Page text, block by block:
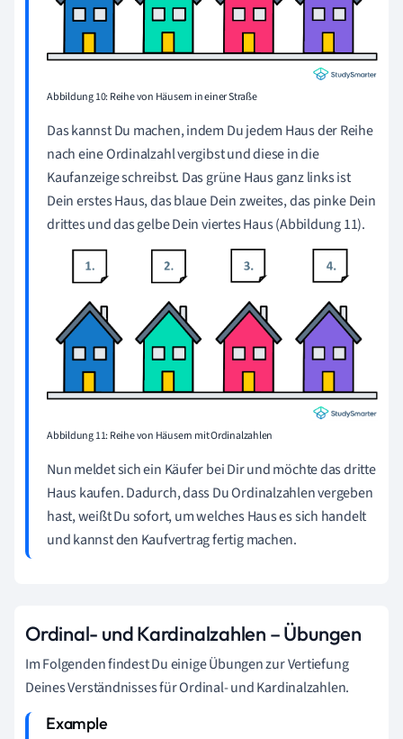
Abbildung 10: Reihe von Häusern in einer Straße
Das kannst Du machen, indem Du jedem Haus der Reihe
nach eine Ordinalzahl vergibst und diese in die
Kaufanzeige schreibst. Das grüne Haus ganz links ist
Dein erstes Haus, das blaue Dein zweites, das pinke Dein
drittes und das gelbe Dein viertes Haus (Abbildung 11).
Abbildung 11: Reihe von Häusern mit Ordinalzahlen
Nun meldet sich ein Käufer bei Dir und möchte das dritte
Haus kaufen. Dadurch, dass Du Ordinalzahlen vergeben
hast, weißt Du sofort, um welches Haus es sich handelt
und kannst den Kaufvertrag fertig machen.
Ordinal- und Kardinalzahlen – Übungen
Im Folgenden findest Du einige Übungen zur Vertiefung
Deines Verständnisses für Ordinal- und Kardinalzahlen.